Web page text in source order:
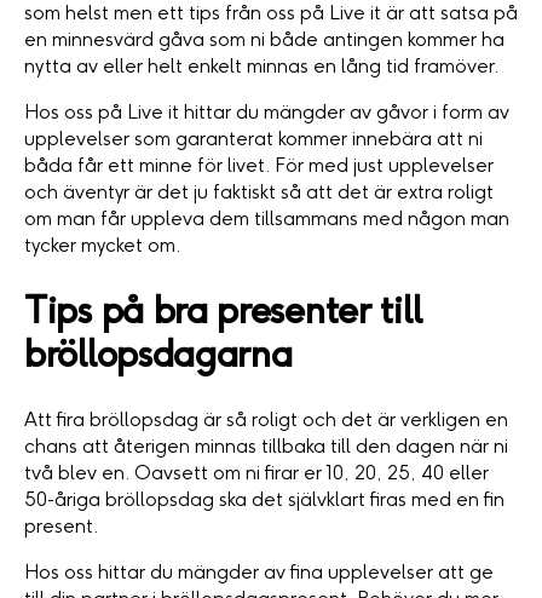
som helst men ett tips från oss på Live it är att satsa på
en minnesvärd gåva som ni både antingen kommer ha
nytta av eller helt enkelt minnas en lång tid framöver.
Hos oss på Live it hittar du mängder av gåvor i form av
upplevelser som garanterat kommer innebära att ni
båda får ett minne för livet. För med just upplevelser
och äventyr är det ju faktiskt så att det är extra roligt
om man får uppleva dem tillsammans med någon man
tycker mycket om.
Tips på bra presenter till
bröllopsdagarna
Att fira bröllopsdag är så roligt och det är verkligen en
chans att återigen minnas tillbaka till den dagen när ni
två blev en. Oavsett om ni firar er 10, 20, 25, 40 eller
50-åriga bröllopsdag ska det självklart firas med en fin
present.
Hos oss hittar du mängder av fina upplevelser att ge